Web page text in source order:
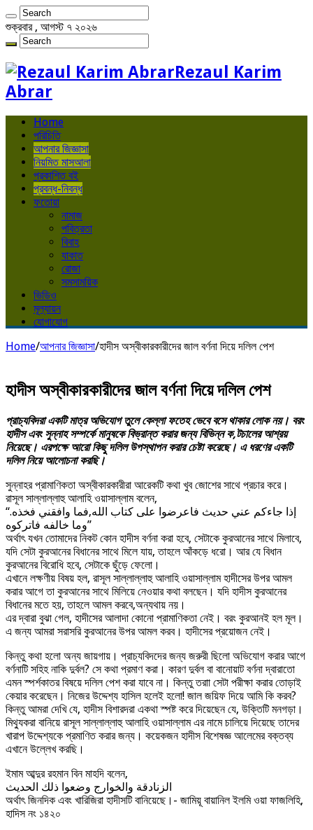
শুক্রবার , আগস্ট ৭ ২০২৬
Rezaul Karim
Abrar
Home
পরিচিতি
আপনার জিজ্ঞাসা
নিয়মিত মাসআলা
প্রকাশিত বই
প্রবন্ধ-নিবন্ধ
ফতোয়া
নামাজ
পবিত্রতা
বিবাহ
যাকাত
রোজা
সমসাময়িক
ভিডিও
মূল্যায়ন
যোগাযোগ
Home/আপনার জিজ্ঞাসা/হাদীস অস্বীকারকারীদের জাল বর্ণনা দিয়ে দলিল পেশ
হাদীস অস্বীকারকারীদের জাল বর্ণনা দিয়ে দলিল পেশ
প্রাচ্যবিদরা একটি মাত্র অভিযোগ তুলে কেল্লা ফতেহ ভেবে বসে থাকার লোক নয়। বরং
হাদীস এবং সুন্নাহ সম্পর্কে মানুষকে বিভ্রান্ত করার জন্য বিভিন্ন ক‚টচালের আশ্রয়
নিয়েছে। এরপক্ষে আরো কিছু দলিল উপস্থাপন করার চেষ্টা করেছে। এ ধরণের একটি
দলিল নিয়ে আলোচনা করছি।
সুন্নাহর প্রামাণিকতা অস্বীকারকারীরা আরেকটি কথা খুব জোশের সাথে প্রচার করে।
রাসূল সাল্লাল্লাহু আলাহি ওয়াসাল্লাম বলেন,
“إذا جاءكم عني حديث فاعرضوا على كتاب الله,فما وافقني فخذه.
وما خالفه فاتركوه”
অর্থাৎ যখন তোমাদের নিকট কোন হাদীস বর্ণনা করা হবে, সেটাকে কুরআনের সাথে মিলাবে,
যদি সেটা কুরআনের বিধানের সাথে মিলে যায়, তাহলে আঁকড়ে ধরো। আর যে বিধান
কুরআনের বিরোধি হবে, সেটাকে ছুঁড়ে ফেলো।
এখানে লক্ষণীয় বিষয় হল, রাসূল সাল্লাল্লাহু আলাহি ওয়াসাল্লাম হাদীসের উপর আমল
করার আগে তা কুরআনের সাথে মিলিয়ে নেওয়ার কথা বলছেন। যদি হাদীস কুরআনের
বিধানের মতে হয়, তাহলে আমল করবে,অন্যথায় নয়।
এর দ্বারা বুঝা গেল, হাদীসের আলাদা কোনো প্রামাণিকতা নেই। বরং কুরআনই হল মূল।
এ জন্য আমরা সরাসরি কুরআনের উপর আমল করব। হাদীসের প্রয়োজন নেই।
কিন্তু কথা হলো অন্য জায়গায়। প্রাচ্যবিদদের জন্য জরুরী ছিলো অভিযোগ করার আগে
বর্ণনাটি সহিহ নাকি দুর্বল? সে কথা প্রমাণ করা। কারণ দুর্বল বা বানোয়াট বর্ণনা দ্বারাতো
এমন স্পর্শকাতর বিষয়ে দলিল পেশ করা যাবে না। কিন্তু তরাা সেটা পরীক্ষা করার তোড়াই
কেয়ার করেছেন। নিজের উদ্দেশ্য হাসিল হলেই হলো! জাল জয়িফ দিয়ে আমি কি করব?
কিন্তু আমরা দেখি যে, হাদীস বিশারদরা একথা স্পষ্ট করে দিয়েছেন যে, উক্তিটি মনগড়া।
মিথ্যুকরা বানিয়ে রাসূল সাল্লাল্লাহু আলাহি ওয়াসাল্লাম এর নামে চালিয়ে দিয়েছে তাদের
খারাপ উদ্দেশ্যকে প্রমাণিত করার জন্য। কয়েকজন হাদীস বিশেষজ্ঞ আলেমের বক্তব্য
এখানে উল্লেখ করছি।
ইমাম আব্দুর রহমান বিন মাহদি বলেন,
الزنادقة والخوارج وضعوا ذلك الحديث
অর্থাৎ জিনদিক এবং খারিজিরা হাদীসটি বানিয়েছে।- জামিয়ূ বায়ানিল ইলমি ওয়া ফাজলিহি,
হাদিস নং ১৪২০